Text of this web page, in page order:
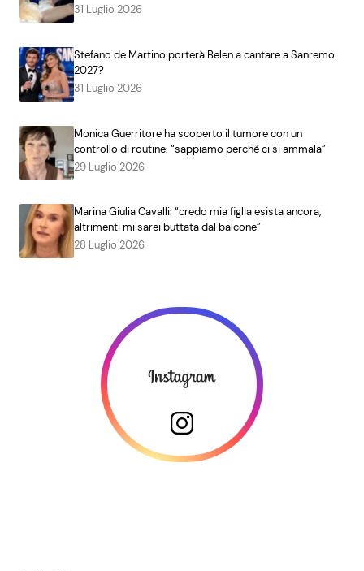
31 Luglio 2026
Stefano de Martino porterà Belen a cantare a Sanremo
2027?
31 Luglio 2026
Monica Guerritore ha scoperto il tumore con un
controllo di routine: “sappiamo perché ci si ammala”
29 Luglio 2026
Marina Giulia Cavalli: “credo mia figlia esista ancora,
altrimenti mi sarei buttata dal balcone”
28 Luglio 2026